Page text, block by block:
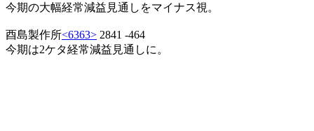
今期の大幅経常減益見通しをマイナス視。
酉島製作所<6363> 2841 -464
今期は2ケタ経常減益見通しに。